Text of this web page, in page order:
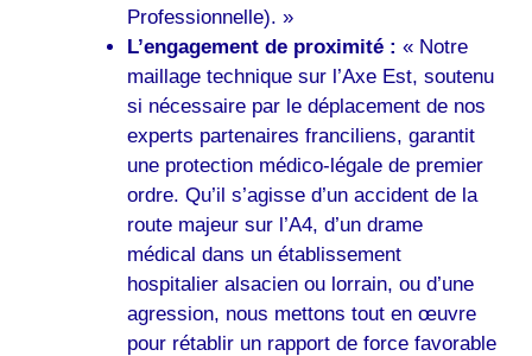
Professionnelle). »
L’engagement de proximité : « Notre
maillage technique sur l’Axe Est, soutenu
si nécessaire par le déplacement de nos
experts partenaires franciliens, garantit
une protection médico-légale de premier
ordre. Qu’il s’agisse d’un accident de la
route majeur sur l’A4, d’un drame
médical dans un établissement
hospitalier alsacien ou lorrain, ou d’une
agression, nous mettons tout en œuvre
pour rétablir un rapport de force favorable